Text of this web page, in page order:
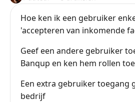
Hoe ken ik een gebruiker
'accepteren van inkomende
Geef een andere gebruiker
Banqup en ken hem rollen toe
Een extra gebruiker toegang
bedrijf